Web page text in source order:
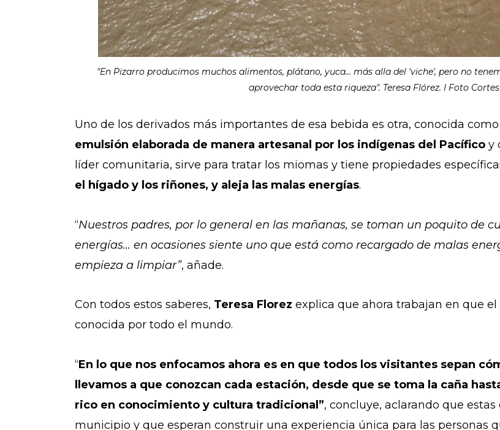
"En Pizarro producimos muchos alimentos, plátano, yuca... más alla del 'viche', pero no
aprovechar toda esta riqueza". Teresa Flórez. I Foto
Uno de los derivados más importantes de esa bebida es otra, conocida como
emulsión elaborada de manera artesanal por los indígenas del Pacífico y
líder comunitaria, sirve para tratar los miomas y tiene propiedades
el hígado y los riñones, y aleja las malas energías.
“Nuestros padres, por lo general en las mañanas, se toman un poquito de
energías… en ocasiones siente uno que está como recargado de malas
empieza a limpiar”, añade.
Con todos estos saberes, Teresa Florez explica que ahora trabajan en que
conocida por todo el mundo.
“En lo que nos enfocamos ahora es en que todos los visitantes sepan
llevamos a que conozcan cada estación, desde que se toma la caña
rico en conocimiento y cultura tradicional”, concluye, aclarando que
municipio y que esperan construir una experiencia única para las personas